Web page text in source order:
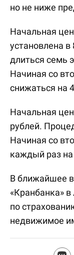
но не ниже
Начальная
установлена в
длиться семь
Начиная со
снижаться на
Начальная
рублей.
Начиная со
каждый раз на
В ближайшее
«Кранбанка»
по
недвижимое